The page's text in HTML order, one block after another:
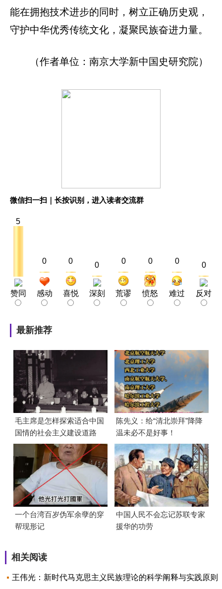
能在拥抱技术进步的同时，树立正确历史观，
守护中华优秀传统文化，凝聚民族奋进力量。
（作者单位：南京大学新中国史研究院）
微信扫一扫｜长按识别，进入读者交流群
5
赞同
0
感动
0
喜悦
0
深刻
0
荒谬
0
愤怒
0
难过
0
反对
最新推荐
毛主席是怎样探索适合中国
国情的社会主义建设道路
的？
陈先义：给“清北崇拜”降降
温未必不是好事！
一个台湾百岁伪军余孽的穿
帮现形记
中国人民不会忘记苏联专家
援华的功劳
相关阅读
王伟光：新时代马克思主义民族理论的科学阐释与实践原则